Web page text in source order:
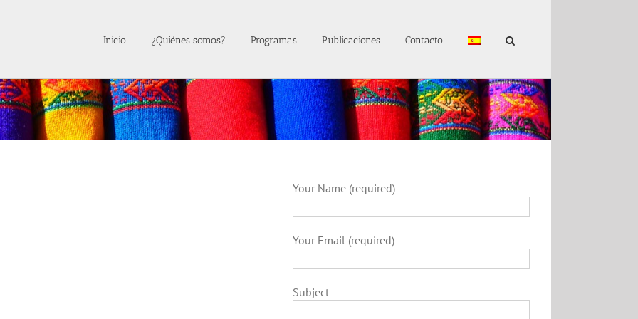
Inicio ¿Quiénes somos? Programas Publicaciones Contacto
Your Name (required)
Your Email (required)
Subject